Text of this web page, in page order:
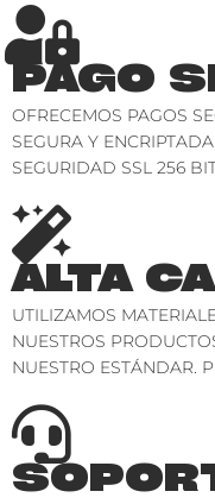
PAGO
OFRECEMOS PAGOS
SEGURA Y
SEGURIDAD SSL 256
ALTA
UTILIZAMOS
NUESTROS
NUESTRO ESTÁNDAR.